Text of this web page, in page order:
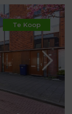
Te Koop